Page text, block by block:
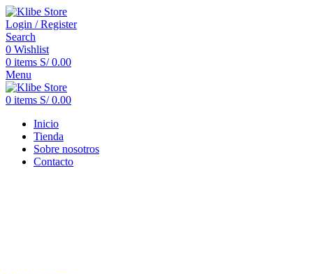
Login / Register
Search
0 Wishlist
0 items S/0.00
Menu
0 items S/0.00
Inicio
Tienda
Sobre nosotros
Contacto